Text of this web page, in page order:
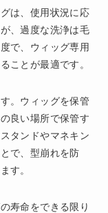
は、使用状況に応
、過度な洗浄は毛
で、ウィッグ専用
ことが最適です。
。ウィッグを保管
良い場所で保管す
タンドやマネキン
で、型崩れを防
す。
寿命をできる限り